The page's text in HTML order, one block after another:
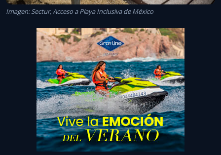
Imagen: Sectur, Acceso a Playa Inclusiva de México